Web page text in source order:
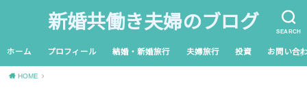
SEARCH
新婚共働き夫婦のブログ
ホーム プロフィール 結婚・新婚旅行 夫婦旅行 投資 お問い合
HOME